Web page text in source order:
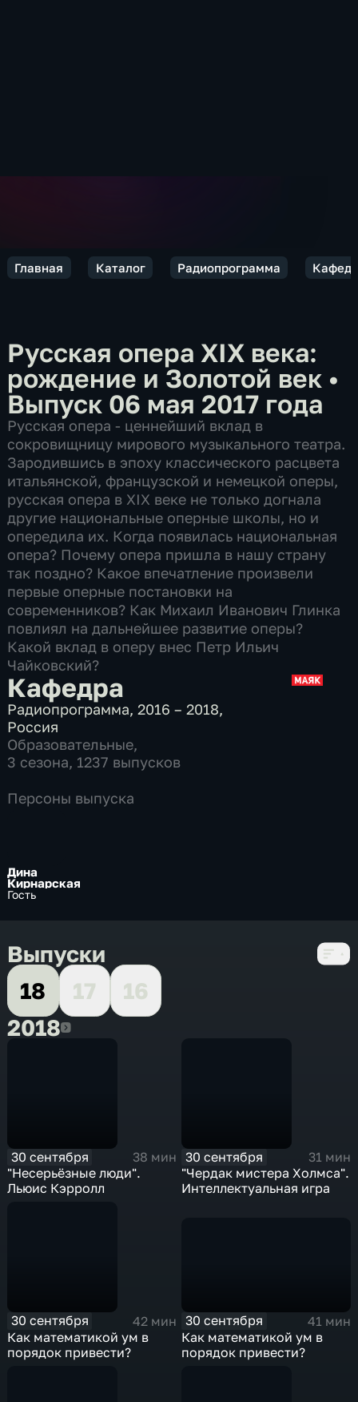
Главная Каталог Радиопрограмма
Русская опера XIX века:
рождение и Золотой век •
Выпуск 06 мая 2017 года
Русская опера - ценнейший вклад в
сокровищницу мирового музыкального театра.
Зародившись в эпоху классического расцвета
итальянской, французской и немецкой оперы,
русская опера в XIX веке не только догнала
другие национальные оперные школы, но и
опередила их. Когда появилась национальная
опера? Почему опера пришла в нашу страну
так поздно? Какое впечатление произвели
первые оперные постановки на
современников? Как Михаил Иванович Глинка
повлиял на дальнейшее развитие оперы?
Какой вклад в оперу внес Петр Ильич
Чайковский?
Кафедра
Радиопрограмма,2016 – 2018,
Россия
Образовательные,
3 сезона, 1237 выпусков
Персоны выпуска
Дина
Кирнарская
Гость
Выпуски
18
17
16
20182018
30 сентября
38 мин
"Несерьёзные люди".
Льюис Кэрролл
30 сентября
31 мин
"Чердак мистера Холмса".
Интеллектуальная игра
30 сентября
42 мин
Как математикой ум в
порядок привести?
30 сентября
41 мин
Как математикой ум в
порядок привести?